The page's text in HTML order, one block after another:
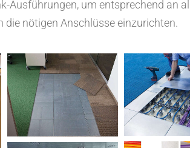
Ausführungen, um entsprechend an
die nötigen Anschlüsse einzurichten.